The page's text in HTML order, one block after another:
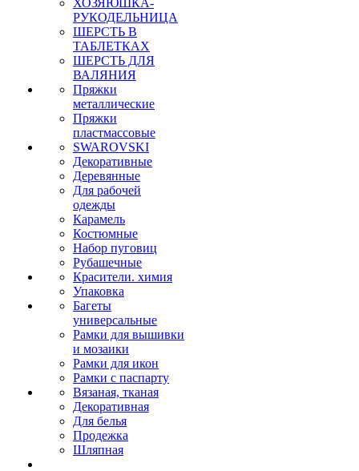
ХОЗЯЮШКА-
РУКОДЕЛЬНИЦА
ШЕРСТЬ В
ТАБЛЕТКАХ
ШЕРСТЬ ДЛЯ
ВАЛЯНИЯ
Пряжки
металлические
Пряжки
пластмассовые
SWAROVSKI
Декоративные
Деревянные
Для рабочей
одежды
Карамель
Костюмные
Набор пуговиц
Рубашечные
Красители. химия
Упаковка
Багеты
универсальные
Рамки для вышивки
и мозаики
Рамки для икон
Рамки с паспарту
Вязаная, тканая
Декоративная
Для белья
Продежка
Шляпная